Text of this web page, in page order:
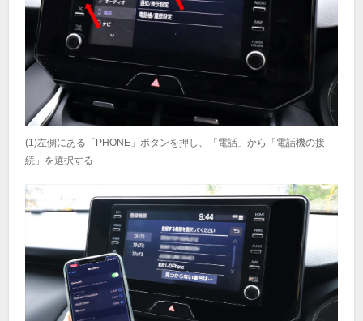
(1)左側にある「PHONE」ボタンを押し、「電話」から「電話機の接
続」を選択する